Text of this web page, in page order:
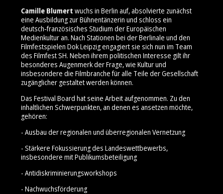
Camille Blumert wuchs in Berlin auf, absolvierte zunächst
eine Ausbildung zur Bühnentänzerin und schloss ein
deutsch‑französisches Studium der Europäischen
Medienkultur an. Nach Stationen bei der Berlinale und den
Filmfestspielen Dok Leipzig engagiert sie sich nun im Team
des Filmfest SH. Neben ihrem politischen Interesse gilt ihr
besonderes Augenmerk der Frage, wie Kultur und
insbesondere die Filmbranche für alle Teile der Gesellschaft
zugänglicher gestaltet werden können.
Das Festival Board hat seine Arbeit aufgenommen. Zu den
inhaltlichen Schwerpunkten, an denen es ansetzen möchte,
gehören:
- Ausbau der regionalen und überregionalen Vernetzung
- Stärkere Fokussierung des Landeswettbewerbs,
insbesondere mit Publikumsbeteiligung
- Antidiskriminierungsworkshops
- Nachwuchsförderung